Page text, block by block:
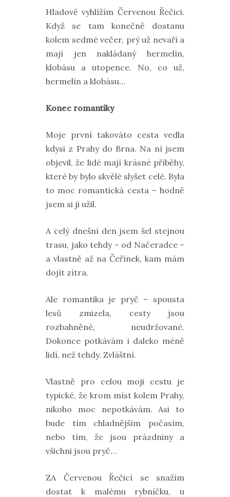
Hladově vyhlížím Červenou Řečici.
Když se tam konečně dostanu
kolem sedmé večer, prý už nevaří a
mají jen nakládaný hermelín,
klobásu a utopence. No, co už,
hermelín a klobásu…
Konec romantiky
Moje první takováto cesta vedla
kdysi z Prahy do Brna. Na ní jsem
objevil, že lidé mají krásné příběhy,
které by bylo skvělé slyšet celé. Byla
to moc romantická cesta – hodně
jsem si ji užil.
A celý dnešní den jsem šel stejnou
trasu, jako tehdy – od Načeradce –
a vlastně až na Čeřínek, kam mám
dojít zítra.
Ale romantika je pryč – spousta
lesů zmizela, cesty jsou
rozbahněné, neudržované.
Dokonce potkávám i daleko méně
lidí, než tehdy. Zvláštní.
Vlastně pro celou moji cestu je
typické, že krom míst kolem Prahy,
nikoho moc nepotkávám. Asi to
bude tím chladnějším počasím,
nebo tím, že jsou prázdniny a
všichni jsou pryč…
ZA Červenou Řečicí se snažím
dostat k malému rybníčku, u